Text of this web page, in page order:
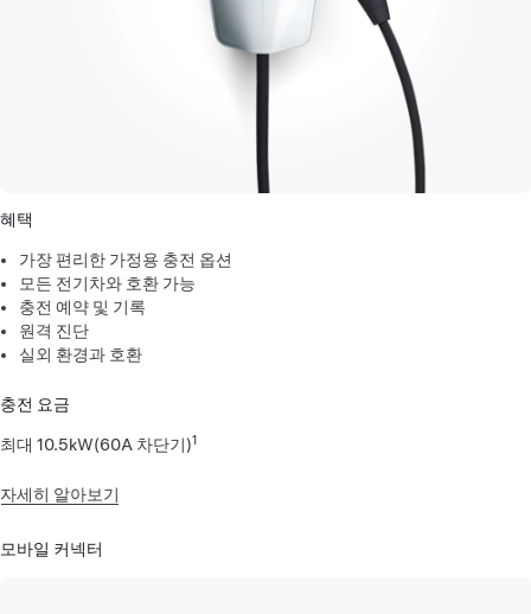
혜택
가장 편리한 가정용 충전 옵션
모든 전기차와 호환 가능
충전 예약 및 기록
원격 진단
실외 환경과 호환
충전 요금
최대 10.5kW(60A 차단기)1
자세히 알아보기
모바일 커넥터